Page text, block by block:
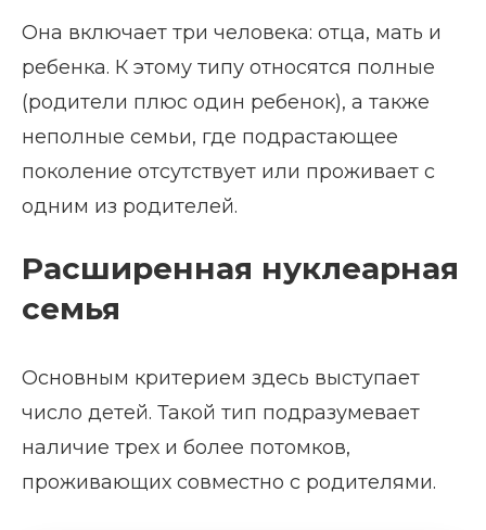
Она включает три человека: отца, мать и
ребенка. К этому типу относятся полные
(родители плюс один ребенок), а также
неполные семьи, где подрастающее
поколение отсутствует или проживает с
одним из родителей.
Расширенная нуклеарная
семья
Основным критерием здесь выступает
число детей. Такой тип подразумевает
наличие трех и более потомков,
проживающих совместно с родителями.